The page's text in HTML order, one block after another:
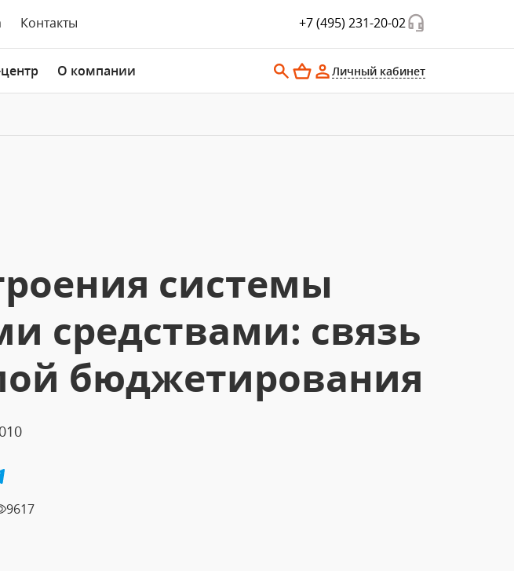
Контакты +7 (495) 231-20-02
О компании Личный кабинет
системы
средствами: связь
бюджетирования
9617